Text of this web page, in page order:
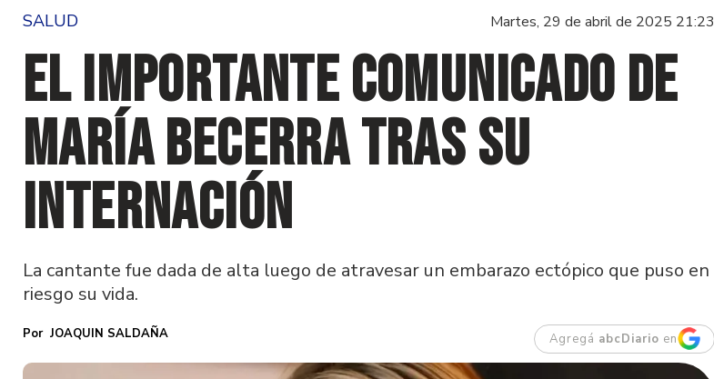
SALUD Martes, 29 de abril de 2025 21:23
El importante comunicado de
María Becerra tras su
internación
La cantante fue dada de alta luego de atravesar un embarazo ectópico que puso en
riesgo su vida.
JOAQUIN SALDAÑA Agregá abcDiario en